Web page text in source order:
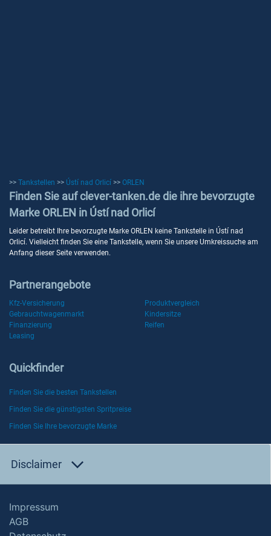
>> Tankstellen >> Ústí nad Orlicí >> ORLEN
Finden Sie auf clever-tanken.de die ihre bevorzugte
Marke ORLEN in Ústí nad Orlicí
Leider betreibt Ihre bevorzugte Marke ORLEN keine Tankstelle in Ústí nad
Orlicí. Vielleicht finden Sie eine Tankstelle, wenn Sie unsere Umkreissuche am
Anfang dieser Seite verwenden.
Partnerangebote
Kfz-Versicherung
Produktvergleich
Gebrauchtwagenmarkt
Kindersitze
Finanzierung
Reifen
Leasing
Quickfinder
Finden Sie die besten Tankstellen
Finden Sie die günstigsten Spritpreise
Finden Sie Ihre bevorzugte Marke
Disclaimer
Impressum
AGB